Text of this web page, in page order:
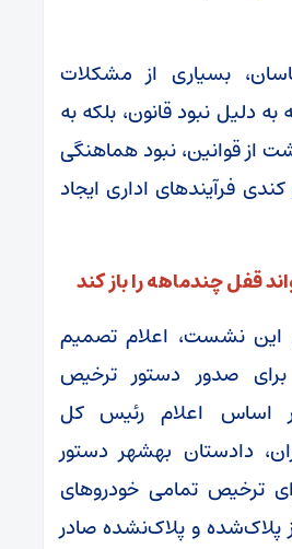
بسیاری از مشکلات
دلیل نبود قانون، بلکه به
از قوانین، نبود هماهنگی
فرآیندهای اداری ایجاد
قفل چندماهه را باز کند
این نشست، اعلام تصمیم
صدور دستور ترخیص
اساس اعلام رئیس کل
دادستان بهشهر دستور
ترخیص تمامی خودروهای
پلاک‌شده و پلاک‌نشده صادر